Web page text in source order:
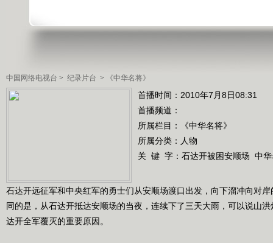
中国网络电视台 > 纪录片台 > 《中华名将》
首播时间：2010年7月8日08:31
首播频道：
所属栏目：
《中华名将》
所属分类：人物
关 键 字： 石达开被困安顺场 中
石达开远征军和中央红军的勇士们从安顺场渡口出发，向下溜冲向对
同的是，从石达开抵达安顺场的当夜，连续下了三天大雨，可以说山
达开全军覆灭的重要原因。